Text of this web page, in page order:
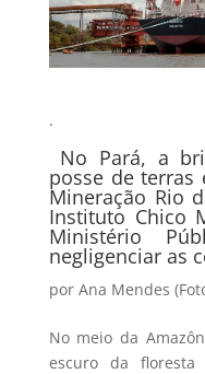
.
No Pará, a
posse de terras
Mineração Rio
Instituto Chico
Ministério
negligenciar as
por Ana Mendes
No meio da
escuro da